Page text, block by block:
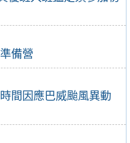
備營
間因應巴威颱風異動